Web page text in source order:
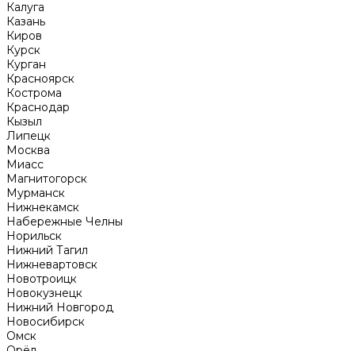
Калуга
Казань
Киров
Курск
Курган
Красноярск
Кострома
Краснодар
Кызыл
Липецк
Москва
Миасс
Магнитогорск
Мурманск
Нижнекамск
Набережные Челны
Норильск
Нижний Тагил
Нижневартовск
Новотроицк
Новокузнецк
Нижний Новгород
Новосибирск
Омск